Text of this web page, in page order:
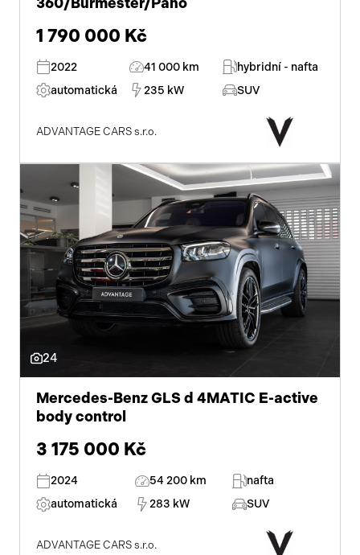
1 790 000 Kč
2022 41 000 km
hybridní - nafta
automatická
235 kW SUV
ADVANTAGE CARS s.r.o.
24
Mercedes-Benz GLS d 4MATIC E-active
body control
3 175 000 Kč
2024 54 200 km
nafta
automatická
283 kW SUV
ADVANTAGE CARS s.r.o.